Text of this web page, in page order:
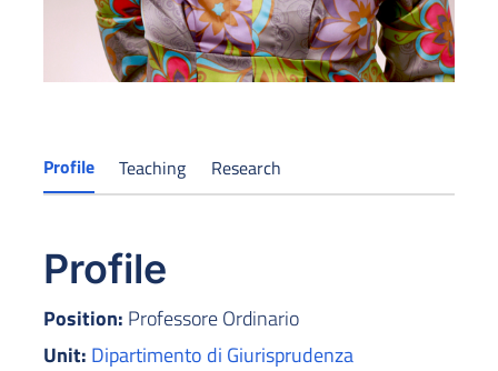
Profile Teaching Research
Profile
Position: Professore Ordinario
Unit: Dipartimento di Giurisprudenza